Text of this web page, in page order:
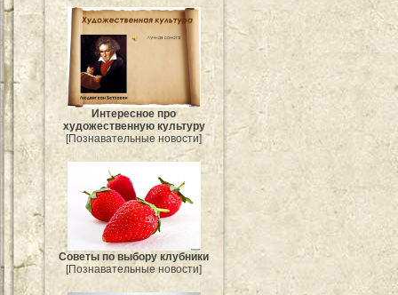
Интересное про
художественную культуру
[Познавательные новости]
Советы по выбору клубники
[Познавательные новости]